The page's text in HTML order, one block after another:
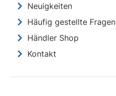
Neuigkeiten
Häufig gestellte Fragen
Händler Shop
Kontakt